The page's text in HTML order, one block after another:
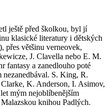
ještě před školkou, byl jí
klasické literatury i dětských
přes většinu verneovek,
J. Clavella nebo E. M.
fantasy a zanedlouho poté
nezanedbával. S. King, R.
K. Anderson, I. Asimov,
mým nejoblíbenějším
knihou Padlých.